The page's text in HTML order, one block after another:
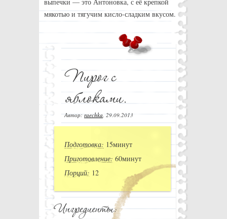
выпечки — это Антоновка, с её крепкой
мякотью и тягучим кисло-сладким вкусом.
Автор: raechka, 29.09.2013
Подготовка: 15минут
Приготовление: 60минут
Порций: 12